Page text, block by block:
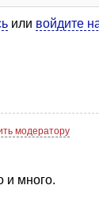
или войдите
модератору
и много.